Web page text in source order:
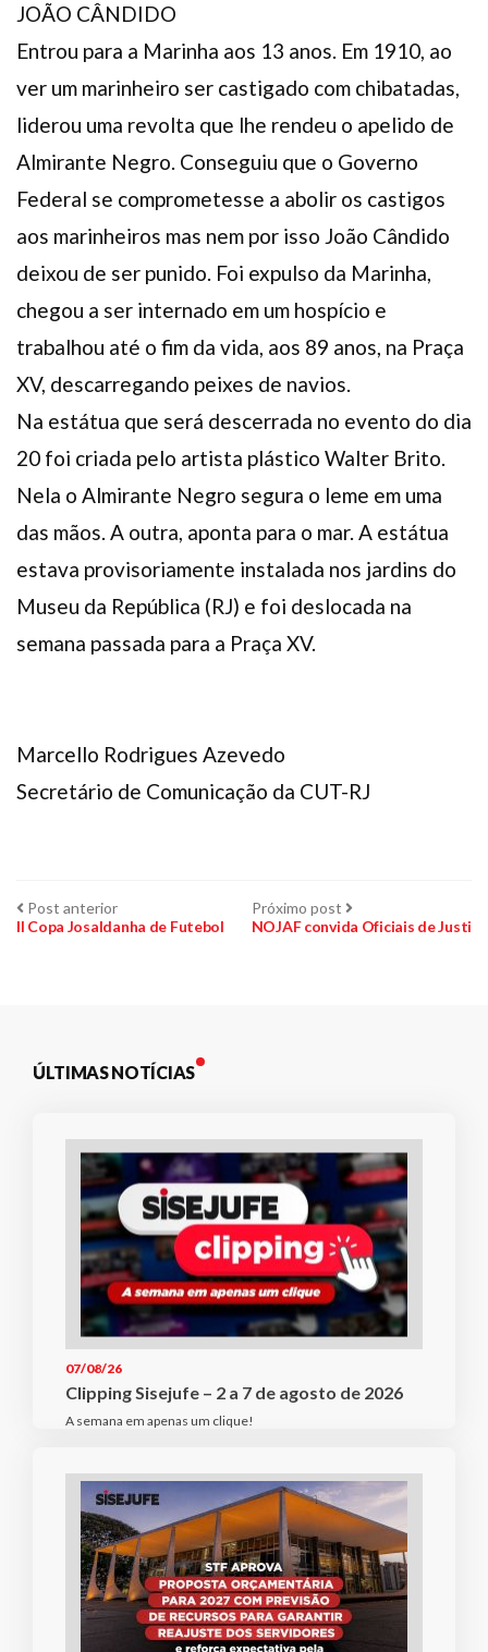
JOÃO CÂNDIDO
Entrou para a Marinha aos 13 anos. Em 1910, ao
ver um marinheiro ser castigado com chibatadas,
liderou uma revolta que lhe rendeu o apelido de
Almirante Negro. Conseguiu que o Governo
Federal se comprometesse a abolir os castigos
aos marinheiros mas nem por isso João Cândido
deixou de ser punido. Foi expulso da Marinha,
chegou a ser internado em um hospício e
trabalhou até o fim da vida, aos 89 anos, na Praça
XV, descarregando peixes de navios.
Na estátua que será descerrada no evento do dia
20 foi criada pelo artista plástico Walter Brito.
Nela o Almirante Negro segura o leme em uma
das mãos. A outra, aponta para o mar. A estátua
estava provisoriamente instalada nos jardins do
Museu da República (RJ) e foi deslocada na
semana passada para a Praça XV.
Marcello Rodrigues Azevedo
Secretário de Comunicação da CUT-RJ
Navegação
Post anteriorPost
anterior:
II Copa Josaldanha de Futebol
Próximo post Próximo
post:
NOJAF convida Oficiais de Justi
ÚLTIMAS NOTÍCIAS
07/08/26
Clipping Sisejufe – 2 a 7 de agosto de 2026
A semana em apenas um clique!